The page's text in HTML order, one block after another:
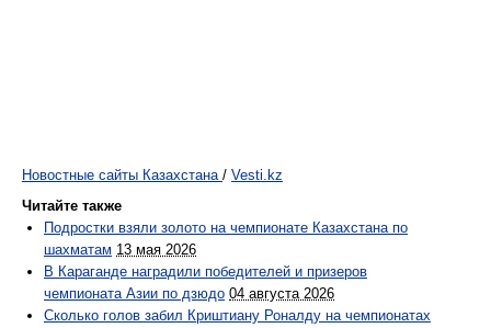
Новостные сайты Казахстана / Vesti.kz
Читайте также
Подростки взяли золото на чемпионате Казахстана по
шахматам 13 мая 2026
В Караганде наградили победителей и призеров
чемпионата Азии по дзюдо 04 августа 2026
Сколько голов забил Криштиану Роналду на чемпионатах